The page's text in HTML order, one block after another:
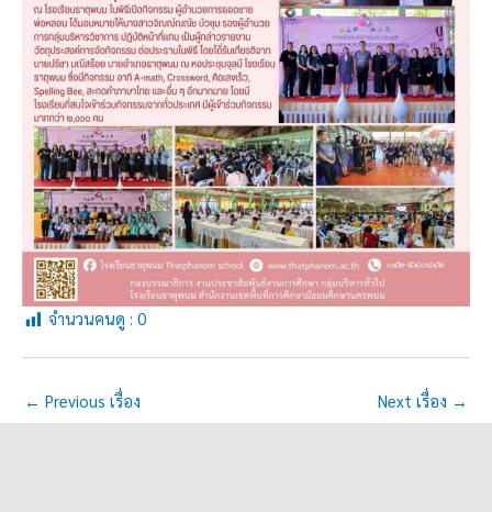
จำนวนคนดู : 0
← Previous เรื่อง Next เรื่อง →